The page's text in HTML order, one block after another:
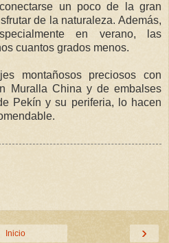
un poco de la gran
de la naturaleza. Además,
en verano, las
cuantos grados menos.
montañosos preciosos con
Muralla China y de embalses
Pekín y su periferia, lo hacen
›
Inicio